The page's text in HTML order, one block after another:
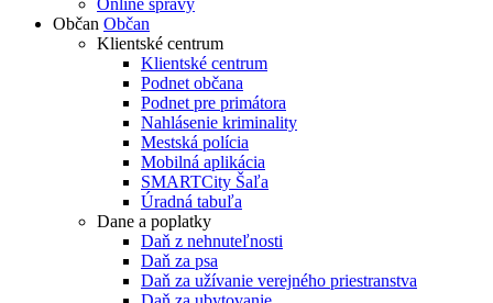
Online správy
Občan Občan
Klientské centrum
Klientské centrum
Podnet občana
Podnet pre primátora
Nahlásenie kriminality
Mestská polícia
Mobilná aplikácia
SMARTCity Šaľa
Úradná tabuľa
Dane a poplatky
Daň z nehnuteľnosti
Daň za psa
Daň za užívanie verejného priestranstva